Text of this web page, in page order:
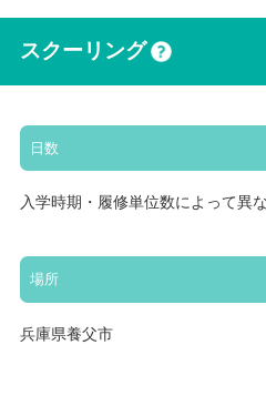
スクーリング
日数
入学時期・履修単位数によって異な
場所
兵庫県養父市